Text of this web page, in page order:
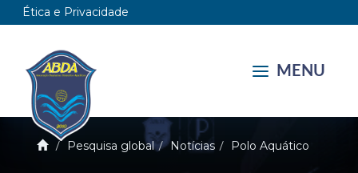
Ética e Privacidade
MENU
Pesquisa global Notícias Polo Aquático